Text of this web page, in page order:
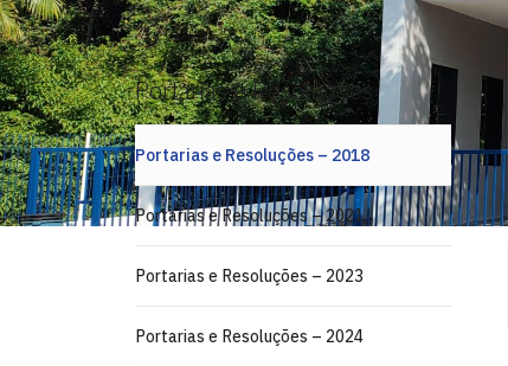
Portarias e Resoluções
Portarias e Resoluções – 2018
Portarias e Resoluções – 2021
Portarias e Resoluções – 2023
Portarias e Resoluções – 2024